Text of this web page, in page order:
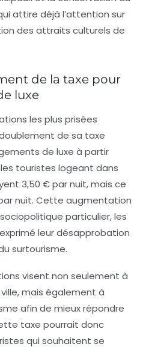
attire déjà l’attention sur
des attraits culturels de
de la taxe pour
luxe
les plus prisées
de sa taxe
de luxe à partir
les touristes logeant dans
3,50 € par nuit, mais ce
nuit. Cette augmentation
particulier, les
leur désapprobation
surtourisme.
visent non seulement à
mais également à
afin de mieux répondre
taxe pourrait donc
qui souhaitent se